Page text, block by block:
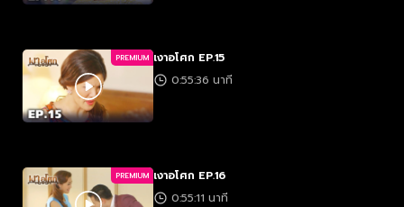
PREMIUM เงาอโศก EP.15
0:55:36 นาที
PREMIUM เงาอโศก EP.16
0:55:11 นาที